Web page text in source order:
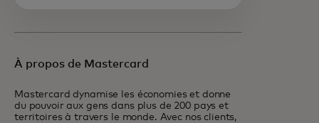
À propos de Mastercard
Mastercard dynamise les économies et donne
du pouvoir aux gens dans plus de 200 pays et
territoires à travers le monde. Avec nos clients,